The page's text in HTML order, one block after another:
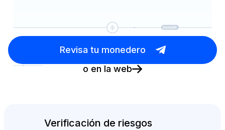
Revisa tu monedero
o en la web
Verificación de riesgos